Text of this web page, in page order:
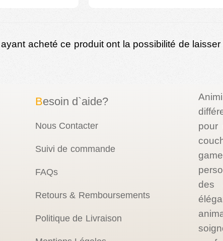
acheté ce produit ont la possibilité de laisser
Besoin d`aide?
Nous Contacter
Suivi de commande
FAQs
Retours & Remboursements
Politique de Livraison
pour
des